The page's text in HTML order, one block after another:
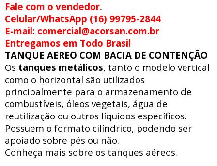
Fale com o vendedor.
Celular/WhatsApp (16) 99795-2844
E-mail: comercial@acorsan.com.br
Entregamos em Todo Brasil
TANQUE AEREO COM BACIA DE CONTENÇÃO
Os tanques metálicos, tanto o modelo vertical
como o horizontal são utilizados
principalmente para o armazenamento de
combustíveis, óleos vegetais, água de
reutilização ou outros líquidos específicos.
Possuem o formato cilíndrico, podendo ser
apoiado sobre pés ou não.
Conheça mais sobre os tanques aéreos.